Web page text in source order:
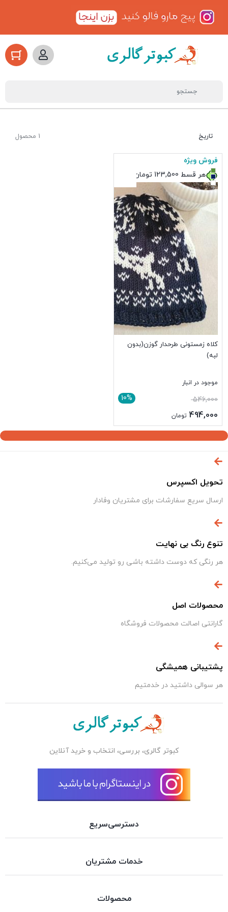
1 محصول تاریخ
هر قسط 123,500 تومان
فروش ویژه
کلاه زمستونی طرحدار گوزن(بدون
لبه)
موجود در انبار
10% 546,000
494,000 تومان
+
تحویل اکسپرس
ارسال سریع سفارشات برای مشتریان وفادار
تنوع رنگ بی نهایت
هر رنگی که دوست داشته باشی رو تولید می‌کنیم.
محصولات اصل
گارانتی اصالت محصولات فروشگاه
پشتیبانی همیشگی
هر سوالی داشتید در خدمتیم
کبوتر گالری، بررسی، انتخاب و خرید آنلاین
دسترسی‌سریع
خدمات مشتریان
محصولات